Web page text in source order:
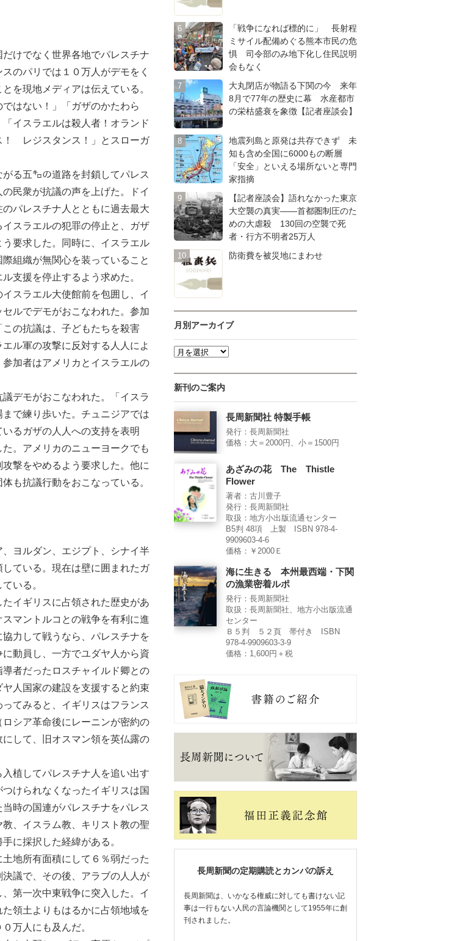
けでなく世界各地でパレスチナ
のパリでは１０万人がデモをく
を現地メディアは伝えている。
はない！」「ガザのかたわら
イスラエルは殺人者！オランド
！ レジスタンス！」とスローガ
る五㌔の道路を封鎖してパレス
民衆が抗議の声を上げた。ドイ
パレスチナ人とともに過去最大
スラエルの犯罪の停止と、ガザ
要求した。同時に、イスラエル
組織が無関心を装っていること
支援を停止するよう求めた。
スラエル大使館前を包囲し、イ
ルでデモがおこなわれた。参加
の抗議は、子どもたちを殺害
ル軍の攻撃に反対する人人によ
加者はアメリカとイスラエルの
デモがおこなわれた。「イスラ
で練り歩いた。チュニジアでは
るガザの人人への支持を表明
。アメリカのニューヨークでも
撃をやめるよう要求した。他に
も抗議行動をおこなっている。
ヨルダン、エジプト、シナイ半
ている。現在は壁に囲まれたガ
いる。
イギリスに占領された歴史があ
マントルコとの戦争を有利に進
力して戦うなら、パレスチナを
動員し、一方でユダヤ人から資
者だったロスチャイルド卿との
人国家の建設を支援すると約束
てみると、イギリスはフランス
シア革命後にレーニンが密約の
して、旧オスマン領を英仏露の
植してパレスチナ人を追い出す
けられなくなったイギリスは国
時の国連がパレスチナをパレス
、イスラム教、キリスト教の聖
に採択した経緯がある。
地所有面積にして６％弱だった
議で、その後、アラブの人人が
第一次中東戦争に突入した。イ
領土よりもはるかに占領地域を
万人にも及んだ。
「戦争になれば標的に」 長射程
ミサイル配備めぐる熊本市民の危
惧 司令部のみ地下化し住民説明
会もなく
大丸閉店が物語る下関の今 来年
8月で77年の歴史に幕 水産都市
の栄枯盛衰を象徴【記者座談会】
地震列島と原発は共存できず 未
知も含め全国に6000もの断層
「安全」といえる場所ないと専門
家指摘
【記者座談会】語れなかった東京
大空襲の真実――首都圏制圧のた
めの大虐殺 130回の空襲で死
者・行方不明者25万人
防衛費を被災地にまわせ
月別アーカイブ
新刊のご案内
長周新聞社 特製手帳
発行：長周新聞社
価格：大＝2000円、小＝1500円
あざみの花 The Thistle
Flower
著者：古川豊子
発行：長周新聞社
取扱：地方小出版流通センター
B5判 48項 上製 ISBN 978-4-
9909603-4-6
価格：￥2000Ｅ
海に生きる 本州最西端・下関
の漁業密着ルポ
発行：長周新聞社
取扱：長周新聞社、地方小出版流通
センター
Ｂ５判 ５２頁 帯付き ISBN
978-4-9909603-3-9
価格：1,600円＋税
長周新聞の定期購読とカンパの訴え
長周新聞は、いかなる権威に対しても書けない記
事は一行もない人民の言論機関として1955年に創
刊されました。